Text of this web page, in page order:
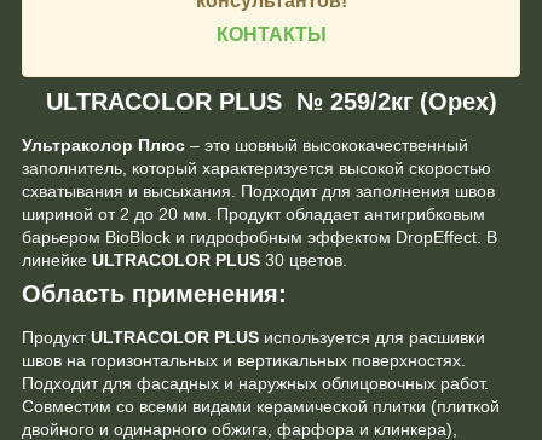
КОНТАКТЫ
ULTRACOLOR PLUS № 259/2кг (Орех)
Ультраколор Плюс – это шовный высококачественный
заполнитель, который характеризуется высокой скоростью
схватывания и высыхания. Подходит для заполнения швов
шириной от 2 до 20 мм. Продукт обладает антигрибковым
барьером BioBlock и гидрофобным эффектом DropEffect. В
линейке ULTRACOLOR PLUS 30 цветов.
Область применения:
ПродуктULTRACOLOR PLUS используется для расшивки
швов на горизонтальных и вертикальных поверхностях.
Подходит для фасадных и наружных облицовочных работ.
Совместим со всеми видами керамической плитки (плиткой
двойного и одинарного обжига, фарфора и клинкера),